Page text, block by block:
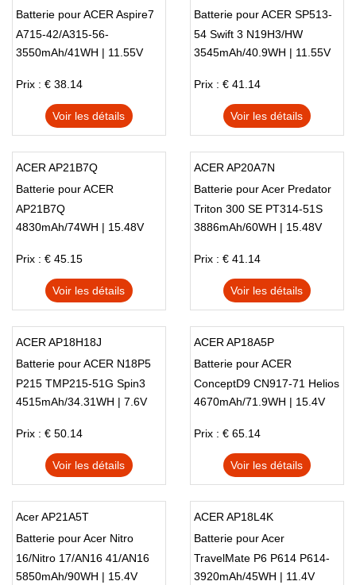
Batterie pour ACER Aspire7
A715-42/A315-56-
57/CB315-3H
3550mAh/41WH | 11.55V
Prix : € 38.14
Voir les détails
Batterie pour ACER SP513-
54 Swift 3 N19H3/HW
SF313-52
3545mAh/40.9WH | 11.55V
Prix : € 41.14
Voir les détails
ACER AP21B7Q
Batterie pour ACER
AP21B7Q
4830mAh/74WH | 15.48V
Prix : € 45.15
Voir les détails
ACER AP20A7N
Batterie pour Acer Predator
Triton 300 SE PT314-51S
PT314-51S-76QN
3886mAh/60WH | 15.48V
Prix : € 41.14
Voir les détails
ACER AP18H18J
Batterie pour ACER N18P5
P215 TMP215-51G Spin3
SP314-53
4515mAh/34.31WH | 7.6V
Prix : € 50.14
Voir les détails
ACER AP18A5P
Batterie pour ACER
ConceptD9 CN917-71 Helios
4670mAh/71.9WH | 15.4V
Prix : € 65.14
Voir les détails
Acer AP21A5T
Batterie pour Acer Nitro
16/Nitro 17/AN16 41/AN16
51
5850mAh/90WH | 15.4V
ACER AP18L4K
Batterie pour Acer
TravelMate P6 P614 P614-
51-G2 TMP614-51-G2
3920mAh/45WH | 11.4V